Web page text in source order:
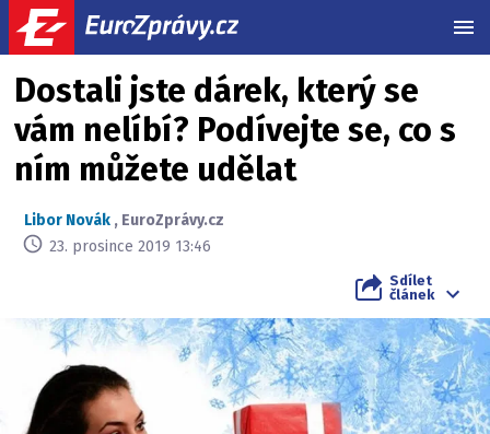
Dostali jste dárek, který se
vám nelíbí? Podívejte se, co s
ním můžete udělat
Libor Novák , EuroZprávy.cz
23. prosince 2019 13:46
Sdílet
článek